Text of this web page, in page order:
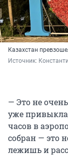
Казахстан
Источник:
— Это не
уже
часов в
собран — это
лежишь и